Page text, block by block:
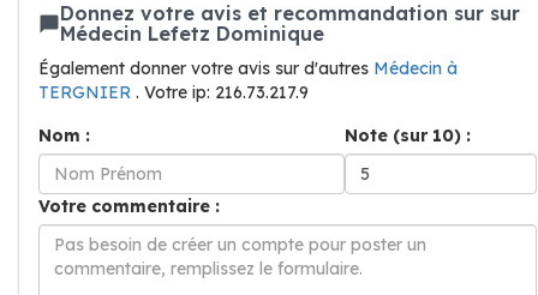
Donnez votre avis et recommandation sur sur
Médecin Lefetz Dominique
Également donner votre avis sur d'autres Médecin à
TERGNIER . Votre ip: 216.73.217.9
Nom :
Note (sur 10) :
Votre commentaire :